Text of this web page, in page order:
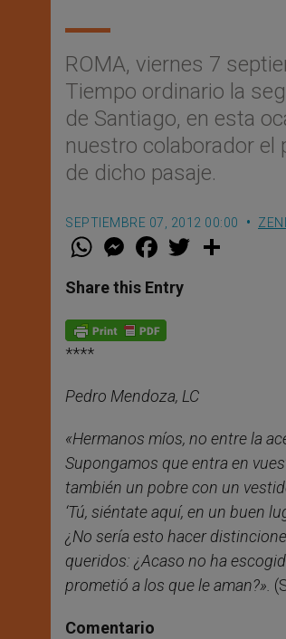
ROMA, viernes 7
Tiempo ordinario la
de Santiago, en esta
nuestro colaborador el
de dicho pasaje.
SEPTIEMBRE 07, 2012 00:00
W
t
s
p
p
M
e
s
e
g
e
F
a
e
b
o
k
w
Share this Entry
****
Pedro Mendoza, LC
«Hermanos míos, no entre la
Supongamos que entra en
también un pobre con un
‘Tú, siéntate aquí, en un buen
¿No sería esto hacer
queridos: ¿Acaso no ha
prometió a los que le aman?».
Comentario